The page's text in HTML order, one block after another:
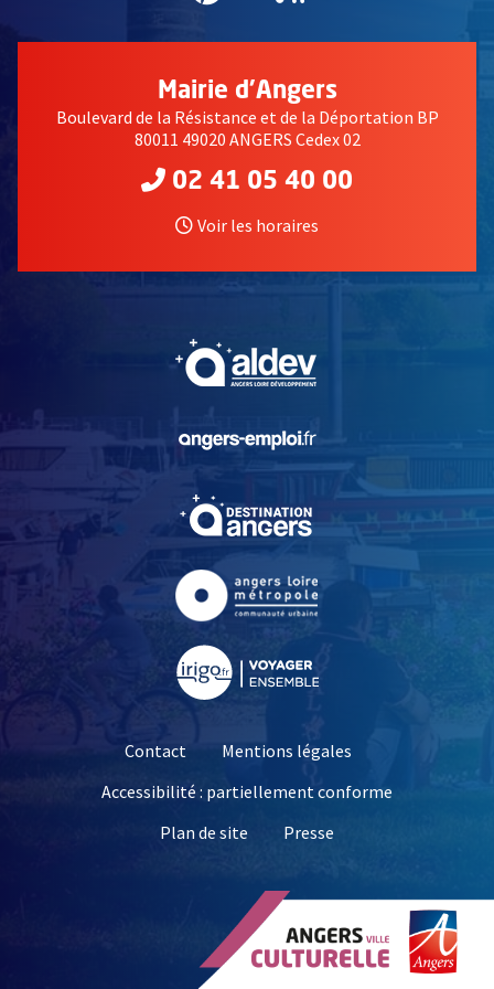
Mairie d'Angers
Boulevard de la Résistance et de la Déportation BP
80011 49020 ANGERS Cedex 02
02 41 05 40 00
Voir les horaires
, Ouvre une nouvelle
, Ouvre une nouvelle
Contact
Mentions légales
Accessibilité : partiellement conforme
Plan de site
Presse